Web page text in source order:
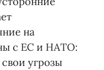
на
с ЕС и НАТО:
угрозы